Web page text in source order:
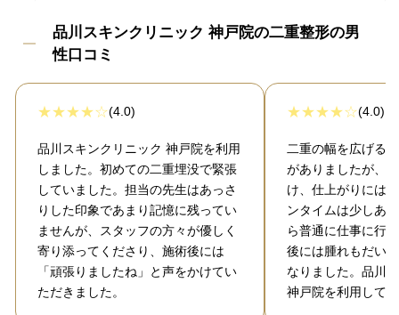
品川スキンクリニック 神戸院の二重整形の男
性口コミ
(4.0)
品川スキンクリニック 神戸院を利用
しました。初めての二重埋没で緊張
していました。担当の先生はあっさ
りした印象であまり記憶に残ってい
ませんが、スタッフの方々が優しく
寄り添ってくださり、施術後には
「頑張りましたね」と声をかけてい
ただきました。
(4.0)
二重の幅を広げる
がありましたが、
け、仕上がりには
ンタイムは少しあ
ら普通に仕事に行
後には腫れもだい
なりました。品川
神戸院を利用して